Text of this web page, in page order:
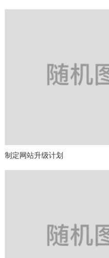
制定网站升级计划